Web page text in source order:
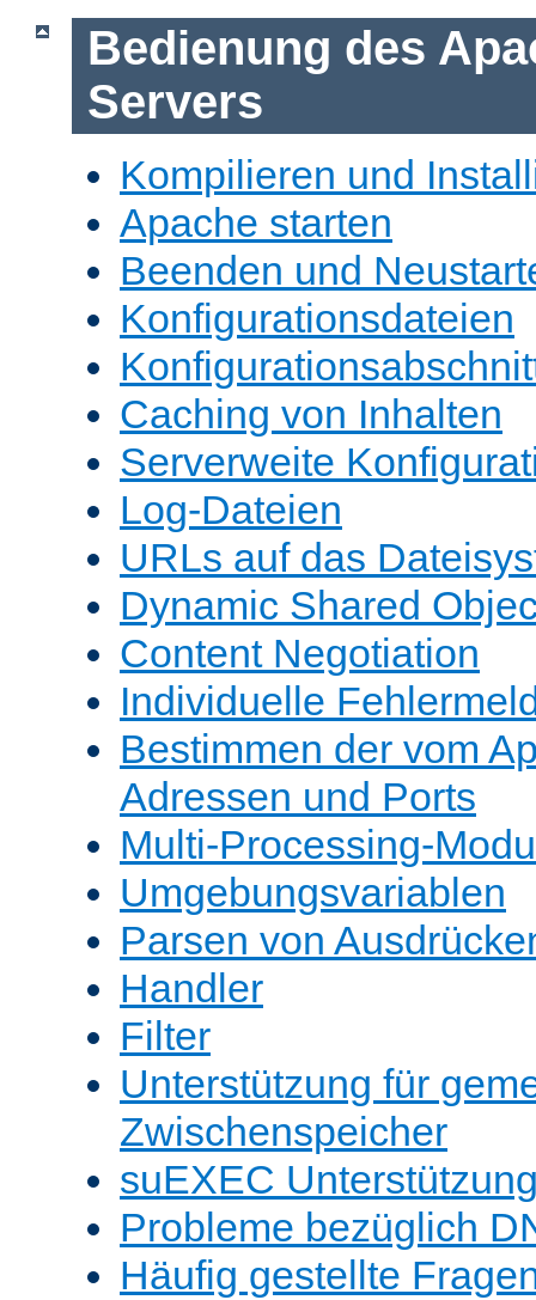
Bedienung des
Servers
Kompilieren und
Apache starten
Beenden und
Konfigurationsdateien
Caching von Inhalten
Serverweite
Log-Dateien
URLs auf das
Dynamic Shared
Content Negotiation
Individuelle
Bestimmen der vom
Adressen und Ports
Multi-Processing-
Umgebungsvariablen
Parsen von
Handler
Filter
Unterstützung für
Zwischenspeicher
suEXEC
Probleme bezüglich
Häufig gestellte